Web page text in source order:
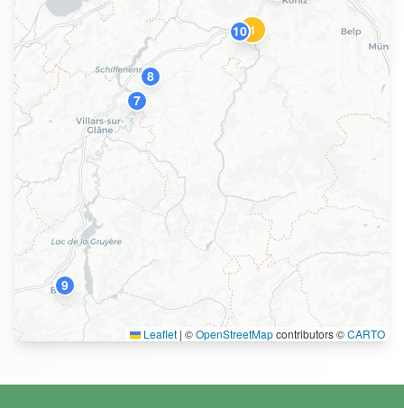
1
7
8
9
10
Leaflet | ©OpenStreetMapcontributors ©CARTO